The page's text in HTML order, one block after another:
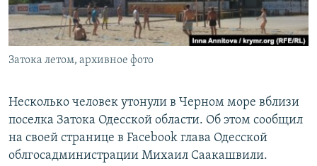
ПОБЕДИТЕЛЕЙ НЕ СУДЯТ?
КРЫМ.НЕПОКОРЕННЫЙ
ELIFBE
ПРИСОЕДИНЯЙТЕСЬ!
Все сайты RFE/RL
Затока летом, архивное фото
Несколько человек утонули в Черном море вблизи
поселка Затока Одесской области. Об этом сообщил
на своей странице в Facebook глава Одесской
облгосадминистрации Михаил Саакашвили.